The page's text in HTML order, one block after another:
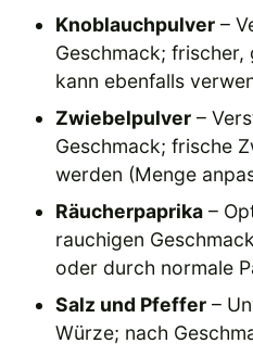
Knoblauchpulver –
Geschmack;
kann ebenfalls
Zwiebelpulver –
Geschmack; frische
werden (Menge
Räucherpaprika –
rauchigen
oder durch normale
Salz und Pfeffer –
Würze; nach